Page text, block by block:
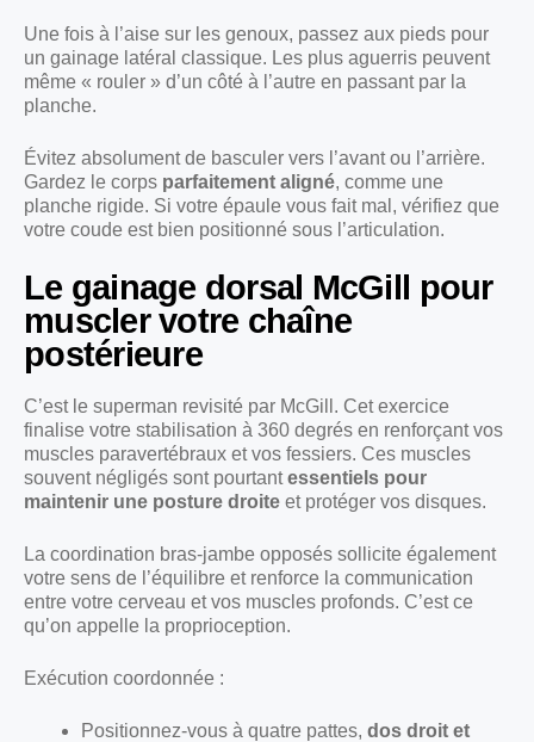
Une fois à l’aise sur les genoux, passez aux pieds pour
un gainage latéral classique. Les plus aguerris peuvent
même « rouler » d’un côté à l’autre en passant par la
planche.
Évitez absolument de basculer vers l’avant ou l’arrière.
Gardez le corps parfaitement aligné, comme une
planche rigide. Si votre épaule vous fait mal, vérifiez que
votre coude est bien positionné sous l’articulation.
Le gainage dorsal McGill pour
muscler votre chaîne
postérieure
C’est le superman revisité par McGill. Cet exercice
finalise votre stabilisation à 360 degrés en renforçant vos
muscles paravertébraux et vos fessiers. Ces muscles
souvent négligés sont pourtantessentiels pour
maintenir une posture droite et protéger vos disques.
La coordination bras-jambe opposés sollicite également
votre sens de l’équilibre et renforce la communication
entre votre cerveau et vos muscles profonds. C’est ce
qu’on appelle la proprioception.
Exécution coordonnée :
Positionnez-vous à quatre pattes, dos droit et